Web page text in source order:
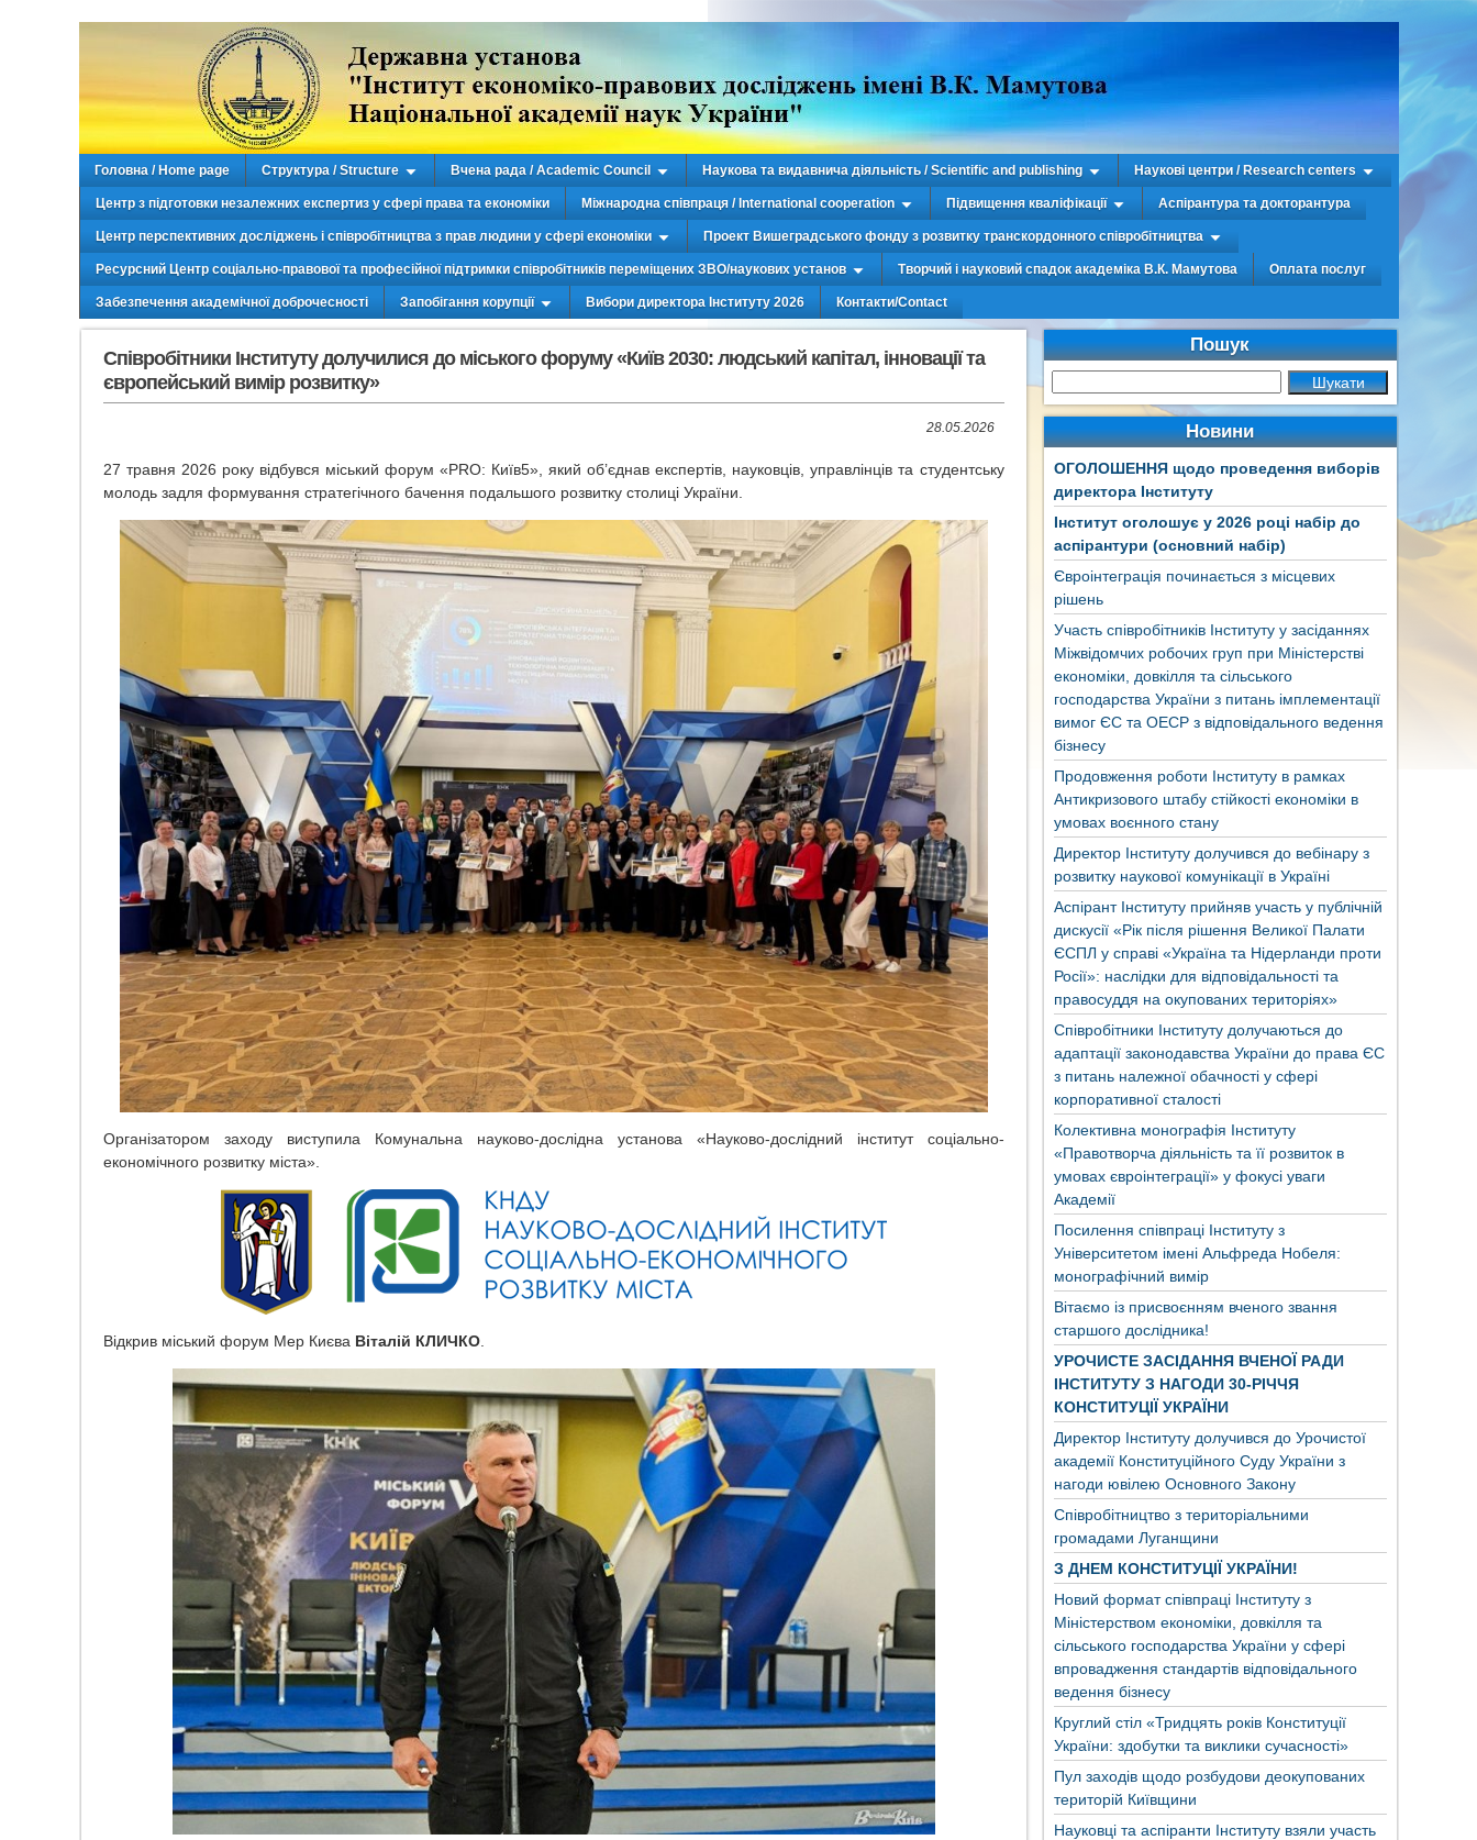
Головна / Home page Структура / Structure Вчена рада / Academic Council Наукова та видавнича діяльність / Scientific and publishing Наукові центри / Research centers
Центр з підготовки незалежних експертиз у сфері права та економіки Міжнародна співпраця / International cooperation Підвищення кваліфікації Аспірантура та докторантура
Центр перспективних досліджень і співробітництва з прав людини у сфері економіки Проект Вишеградського фонду з розвитку транскордонного співробітництва
Ресурсний Центр соціально-правової та професійної підтримки співробітників переміщених ЗВО/наукових установ Творчий і науковий спадок академіка В.К. Мамутова Оплата послуг
Забезпечення академічної доброчесності Запобігання корупції Вибори директора Інституту 2026 Контакти/Contact
Співробітники Інституту долучилися до міського форуму «Київ 2030: людський капітал, інновації та
європейський вимір розвитку»
28.05.2026
27 травня 2026 року відбувся міський форум «PRO: Київ5», який об’єднав експертів, науковців, управлінців та студентську
молодь задля формування стратегічного бачення подальшого розвитку столиці України.
Організатором заходу виступила Комунальна науково-дослідна установа «Науково-дослідний інститут соціально-
економічного розвитку міста».
Відкрив міський форум Мер Києва Віталій КЛИЧКО.
Пошук
Новини
ОГОЛОШЕННЯ щодо проведення виборів
директора Інституту
Інститут оголошує у 2026 році набір до
аспірантури (основний набір)
Євроінтеграція починається з місцевих
рішень
Участь співробітників Інституту у засіданнях
Міжвідомчих робочих груп при Міністерстві
економіки, довкілля та сільського
господарства України з питань імплементації
вимог ЄС та ОЕСР з відповідального ведення
бізнесу
Продовження роботи Інституту в рамках
Антикризового штабу стійкості економіки в
умовах воєнного стану
Директор Інституту долучився до вебінару з
розвитку наукової комунікації в Україні
Аспірант Інституту прийняв участь у публічній
дискусії «Рік після рішення Великої Палати
ЄСПЛ у справі «Україна та Нідерланди проти
Росії»: наслідки для відповідальності та
правосуддя на окупованих територіях»
Співробітники Інституту долучаються до
адаптації законодавства України до права ЄС
з питань належної обачності у сфері
корпоративної сталості
Колективна монографія Інституту
«Правотворча діяльність та її розвиток в
умовах євроінтеграції» у фокусі уваги
Академії
Посилення співпраці Інституту з
Університетом імені Альфреда Нобеля:
монографічний вимір
Вітаємо із присвоєнням вченого звання
старшого дослідника!
УРОЧИСТЕ ЗАСІДАННЯ ВЧЕНОЇ РАДИ
ІНСТИТУТУ З НАГОДИ 30-РІЧЧЯ
КОНСТИТУЦІЇ УКРАЇНИ
Директор Інституту долучився до Урочистої
академії Конституційного Суду України з
нагоди ювілею Основного Закону
Співробітництво з територіальними
громадами Луганщини
З ДНЕМ КОНСТИТУЦІЇ УКРАЇНИ!
Новий формат співпраці Інституту з
Міністерством економіки, довкілля та
сільського господарства України у сфері
впровадження стандартів відповідального
ведення бізнесу
Круглий стіл «Тридцять років Конституції
України: здобутки та виклики сучасності»
Пул заходів щодо розбудови деокупованих
територій Київщини
Науковці та аспіранти Інституту взяли участь